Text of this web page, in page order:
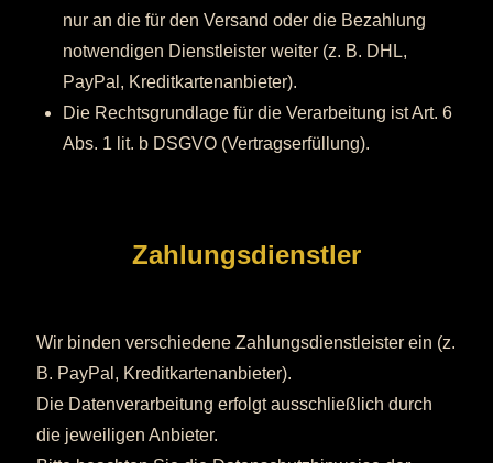
nur an die für den Versand oder die Bezahlung
notwendigen Dienstleister weiter (z. B. DHL,
PayPal, Kreditkartenanbieter).
Die Rechtsgrundlage für die Verarbeitung ist Art. 6
Abs. 1 lit. b DSGVO (Vertragserfüllung).
Zahlungsdienstler
Wir binden verschiedene Zahlungsdienstleister ein (z.
B. PayPal, Kreditkartenanbieter).
Die Datenverarbeitung erfolgt ausschließlich durch
die jeweiligen Anbieter.